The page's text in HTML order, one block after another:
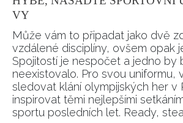
VY
Může vám to připadat jako dvě
vzdálené disciplíny, ovšem opak
Spojitostí je nespočet a jedno by
neexistovalo. Pro svou uniformu,
sledovat klání olympijských her v
inspirovat těmi nejlepšími
sportu posledních let. Ready,